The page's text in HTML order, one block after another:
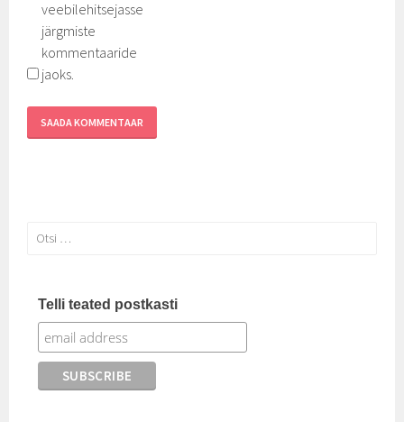
veebilehitsejasse
järgmiste
kommentaaride
jaoks.
Otsi:
Telli teated postkasti